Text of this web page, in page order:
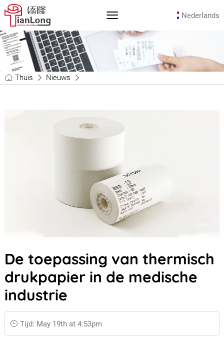
Nederlands
Thuis Nieuws
De toepassing van thermisch
drukpapier in de medische
industrie
Tijd: May 19th at 4:53pm